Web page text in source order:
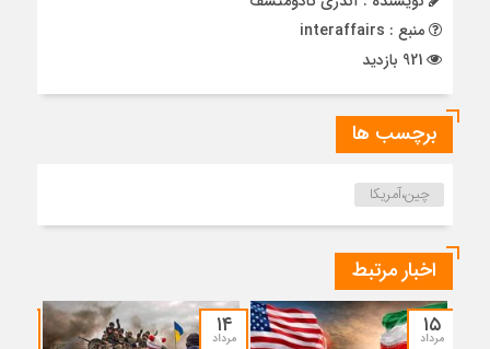
منبع : interaffairs
برچسب ها
چین،آمریکا
اخبار مرتبط
۱۵
مرداد ۱۴
مرداد